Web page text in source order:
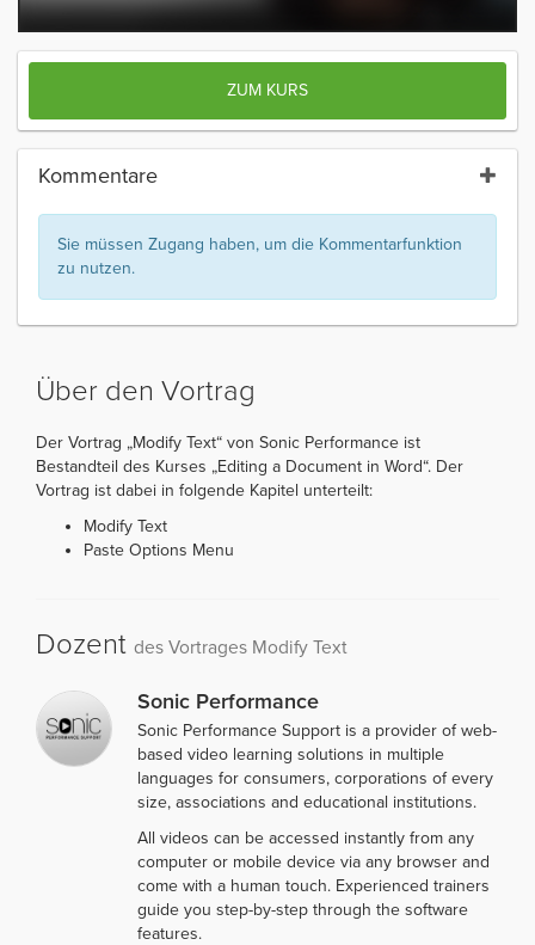
ZUM KURS
Kommentare
Sie müssen Zugang haben, um die Kommentarfunktion
zu nutzen.
Über den Vortrag
Der Vortrag „Modify Text“ von Sonic Performance ist
Bestandteil des Kurses „Editing a Document in Word“. Der
Vortrag ist dabei in folgende Kapitel unterteilt:
Modify Text
Paste Options Menu
Dozent des Vortrages Modify Text
Sonic Performance
Sonic Performance Support is a provider of web-
based video learning solutions in multiple
languages for consumers, corporations of every
size, associations and educational institutions.
All videos can be accessed instantly from any
computer or mobile device via any browser and
come with a human touch. Experienced trainers
guide you step-by-step through the software
features.